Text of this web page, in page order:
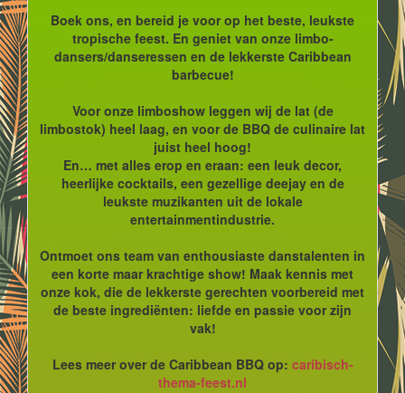
Boek ons, en bereid je voor op het beste, leukste
tropische feest. En geniet van onze limbo-
dansers/danseressen en de lekkerste Caribbean
barbecue!
Voor onze limboshow leggen wij de lat (de
limbostok) heel laag, en voor de BBQ de culinaire lat
juist heel hoog!
En… met alles erop en eraan: een leuk decor,
heerlijke cocktails, een gezellige deejay en de
leukste muzikanten uit de lokale
entertainmentindustrie.
Ontmoet ons team van enthousiaste danstalenten in
een korte maar krachtige show! Maak kennis met
onze kok, die de lekkerste gerechten voorbereid met
de beste ingrediënten: liefde en passie voor zijn
vak!
Lees meer over de Caribbean BBQ op: caribisch-
thema-feest.nl